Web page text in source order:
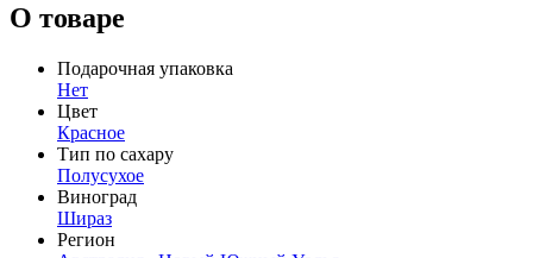
О товаре
Подарочная упаковка
Нет
Цвет
Красное
Тип по сахару
Полусухое
Виноград
Шираз
Регион